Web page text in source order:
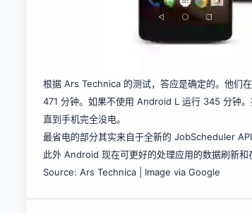
根据 Ars Technica 的测试，答应是确定的。他
471 分钟。如果不使用 Android L 运行 345 分钟。
直到手机完全没电。
最省电的部分其实来自于全新的 JobScheduler
此外 Android 现在可更好的处理应用的数据刷新和
Source: Ars Technica | Image via Google